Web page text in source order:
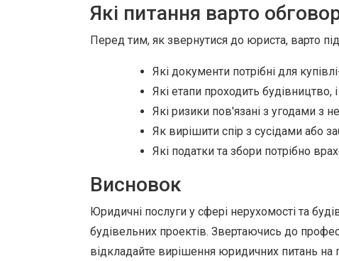
Які питання варто
Перед тим, як звернутися до юриста, варто
Які документи потрібні для
Які етапи проходить будівництво,
Які ризики пов'язані з угодами з
Як вирішити спір з сусідами або
Які податки та збори потрібно
Висновок
Юридичні послуги у сфері нерухомості та
будівельних проектів. Звертаючись до
відкладайте вирішення юридичних питань на